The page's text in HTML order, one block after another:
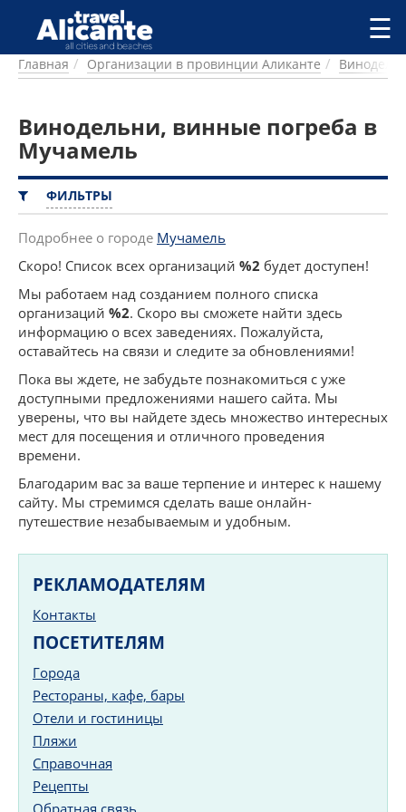
Перейти к основному содержанию
ГОРОДА
ПИТАНИЕ
ПРОЖИВАНИЕ
ПЛЯЖИ
ДОСТОПРИМЕЧАТЕЛЬНОСТИ
КЕМПИНГ
КОМАРКИ (РАЙОНЫ)
РЕЦЕПТЫ
ПРЕДЛОЖЕНИЯ
СТАТЬИ
УСЛУГИ
☰
Главная Организации в провинции Аликанте
Винодельни, винные погреба в
Мучамель
ФИЛЬТРЫ
Подробнее о городе Мучамель
Скоро! Список всех организаций %2 будет доступен!
Мы работаем над созданием полного списка
организаций %2. Скоро вы сможете найти здесь
информацию о всех заведениях. Пожалуйста,
оставайтесь на связи и следите за обновлениями!
Пока вы ждете, не забудьте познакомиться с уже
доступными предложениями нашего сайта. Мы
уверены, что вы найдете здесь множество интересных
мест для посещения и отличного проведения
времени.
Благодарим вас за ваше терпение и интерес к нашему
сайту. Мы стремимся сделать ваше онлайн-
путешествие незабываемым и удобным.
РЕКЛАМОДАТЕЛЯМ
Контакты
ПОСЕТИТЕЛЯМ
Города
Рестораны, кафе, бары
Отели и гостиницы
Пляжи
Справочная
Рецепты
Обратная связь